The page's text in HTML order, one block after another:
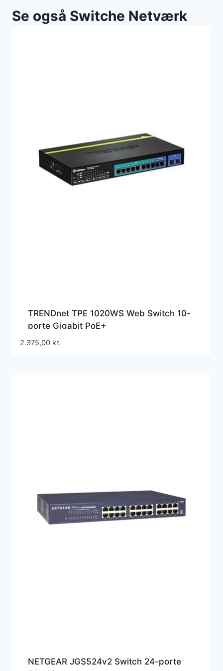
Se også Switche Netværk
TRENDnet TPE 1020WS Web Switch 10-
porte Gigabit PoE+
2.375,00 kr.
NETGEAR JGS524v2 Switch 24-porte